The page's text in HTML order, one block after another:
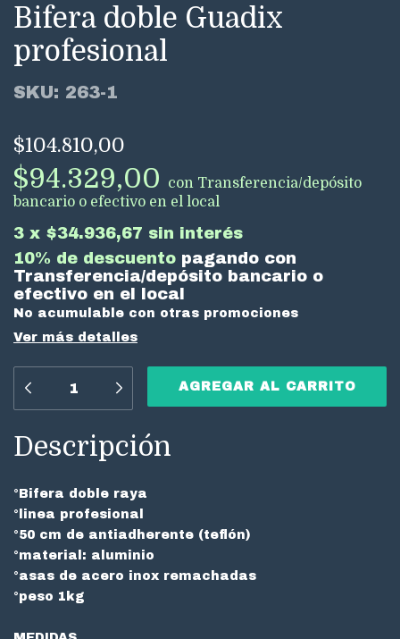
Bifera doble Guadix
profesional
SKU: 263-1
$104.810,00
$94.329,00 con Transferencia/depósito
bancario o efectivo en el local
3 x $34.936,67 sin interés
10% de descuento pagando con
Transferencia/depósito bancario o
efectivo en el local
No acumulable con otras promociones
Ver más detalles
Descripción
°Bifera doble raya
°linea profesional
°50 cm de antiadherente (teflón)
°material: aluminio
°asas de acero inox remachadas
°peso 1kg